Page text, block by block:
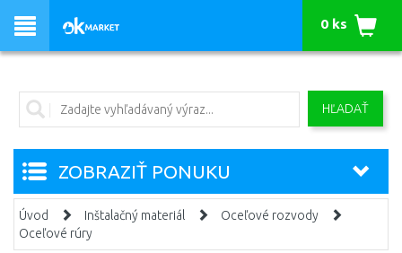
HĽADAŤ
0 ks
ZOBRAZIŤ PONUKU
Úvod Inštalačný materiál
Oceľové rozvody
Oceľové rúry